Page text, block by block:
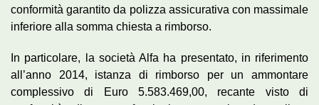
conformità garantito da polizza assicurativa con massimale
inferiore alla somma chiesta a rimborso.
In particolare, la società Alfa ha presentato, in riferimento
all’anno 2014, istanza di rimborso per un ammontare
complessivo di Euro 5.583.469,00, recante visto di